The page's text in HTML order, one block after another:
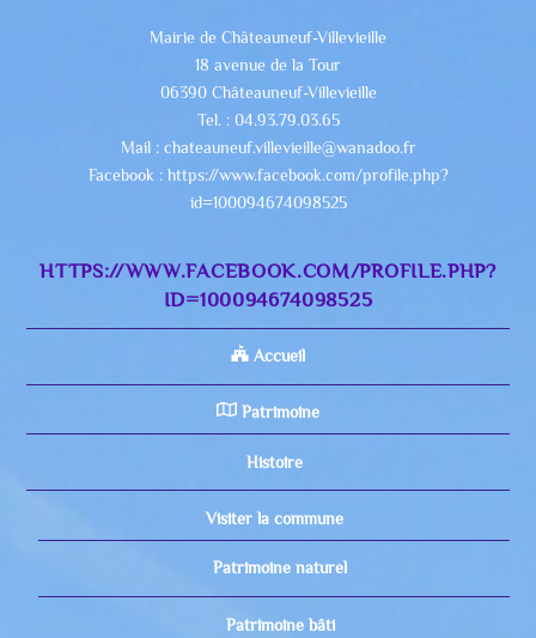
Mairie de Châteauneuf-Villevieille
18 avenue de la Tour
06390 Châteauneuf-Villevieille
Tel. : 04.93.79.03.65
Mail : chateauneuf.villevieille@wanadoo.fr
Facebook : https://www.facebook.com/profile.php?
id=100094674098525
HTTPS://WWW.FACEBOOK.COM/PROFILE.PHP?
ID=100094674098525
Accueil
Patrimoine
Histoire
Visiter la commune
Patrimoine naturel
Patrimoine bâti